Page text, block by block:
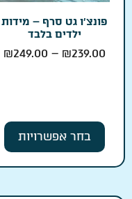
פונצ׳ו גט סרף – מידות
ילדים בלבד
₪239.00
–
₪249.00
בחר אפשרויות